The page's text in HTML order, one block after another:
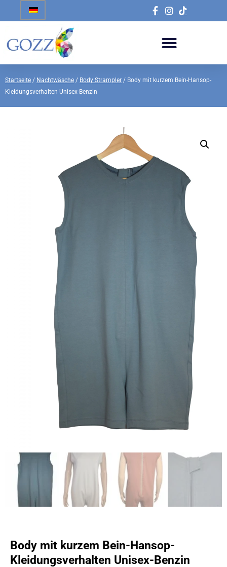
Startseite / Nachtwäsche / Body Strampler / Body mit kurzem Bein-Hansop-
Kleidungsverhalten Unisex-Benzin
Body mit kurzem Bein-Hansop-
Kleidungsverhalten Unisex-Benzin